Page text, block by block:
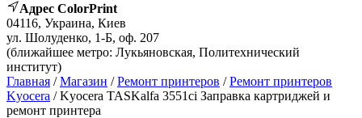
Адрес ColorPrint
04116, Украина, Киев
ул. Шолуденко, 1-Б, оф. 207
(ближайшее метро: Лукьяновская, Политехнический
институт)
Главная /Магазин /Ремонт принтеров /Ремонт принтеров
Kyocera / Kyocera TASKalfa 3551ci Заправка картриджей и
ремонт принтера